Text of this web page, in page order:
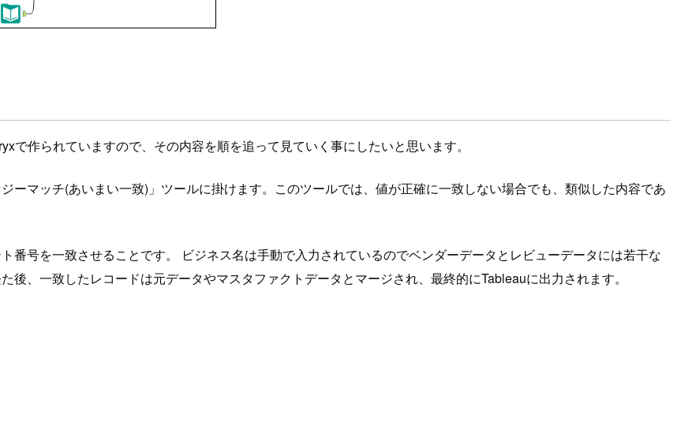
作られていますので、その内容を順を追って見ていく事にしたいと思います。
ーマッチ(あいまい一致)」ツールに掛けます。このツールでは、値が正確に一致しない場合でも、類似した内容であ
番号を一致させることです。 ビジネス名は手動で入力されているのでベンダーデータとレビューデータには若干な
、一致したレコードは元データやマスタファクトデータとマージされ、最終的にTableauに出力されます。